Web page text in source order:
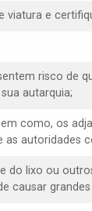
viatura e
risco de
autarquia;
como, os
as autoridades
do lixo ou